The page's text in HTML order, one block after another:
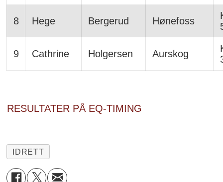
8 Hege Bergerud Hønefoss
9 Cathrine Holgersen Aurskog
RESULTATER PÅ EQ-TIMING
IDRETT